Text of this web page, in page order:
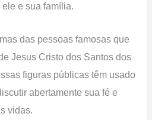
e sua família.
das pessoas famosas que
Jesus Cristo dos Santos dos
figuras públicas têm usado
abertamente sua fé e
vidas.